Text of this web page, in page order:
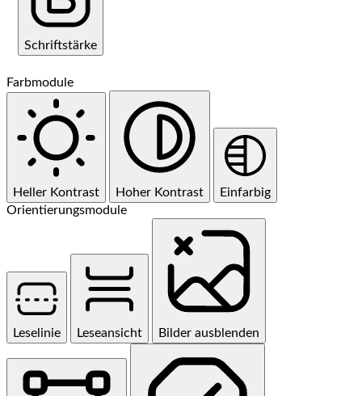
Schriftstärke
Farbmodule
Heller Kontrast Hoher Kontrast
Einfarbig
Orientierungsmodule
Leselinie Leseansicht Bilder ausblenden